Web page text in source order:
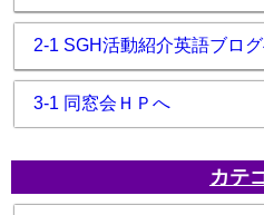
2-1 SGH活動紹介英語ブロ
3-1 同窓会ＨＰへ
カテ